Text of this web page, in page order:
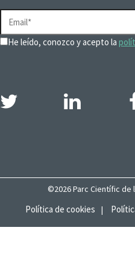
He leído, conozco y acepto la
©2026 Parc Científic de
Política de cookies